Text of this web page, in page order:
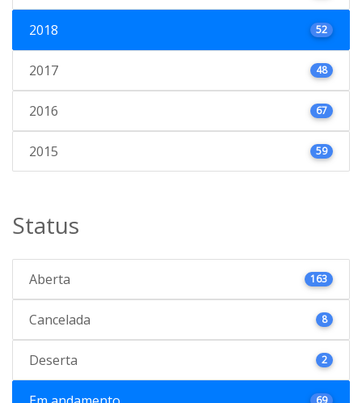
2018 52
2017 48
2016 67
2015 59
Status
Aberta 163
Cancelada 8
Deserta 2
69